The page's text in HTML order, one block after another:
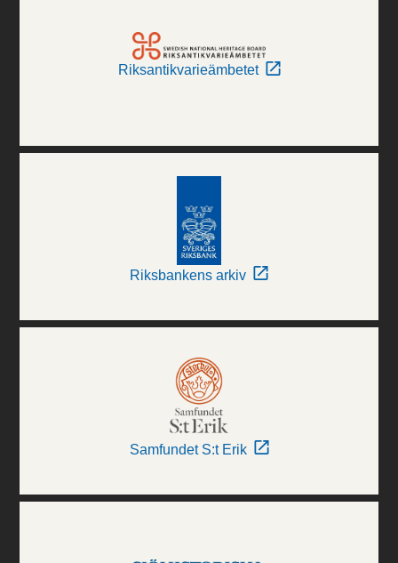
Riksantikvarieämbetet
Riksbankens arkiv
Samfundet S:t Erik